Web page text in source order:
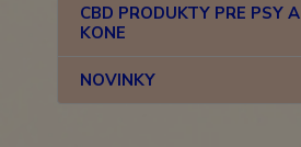
CBD PRODUKTY PRE PSY A
KONE
NOVINKY